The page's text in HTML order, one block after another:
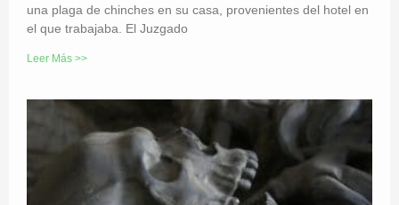
una plaga de chinches en su casa, provenientes del hotel en
el que trabajaba. El Juzgado
Leer Más >>